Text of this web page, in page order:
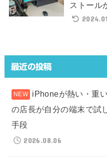
ストール
最近の投稿
iPhoneが熱い・重
の店長が自分の端末で試
手段
2026.08.06